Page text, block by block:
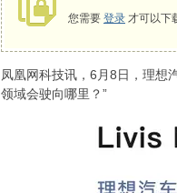
您需要 登录 才可以下
凤凰网科技讯，6月8日，理想
领域会驶向哪里？”